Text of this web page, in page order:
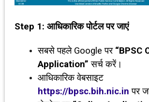
Step 1: आधिकारिक पोर्टल पर जाएं
सबसे पहले Google पर “BPSC
Application” सर्च करें।
आधिकारिक वेबसाइट
https://bpsc.bih.nic.in पर